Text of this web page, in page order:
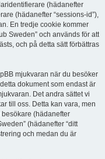
(hädanefter
(hädanefter “sessions-id”),
En tredje cookie kommer
Sweden” och används för att
och på detta sätt förbättras
mjukvaran när du besöker
dokument som endast är
Det andra sättet vi
till oss. Detta kan vara, men
(hädanefter
(hädanefter “ditt
och medan du är